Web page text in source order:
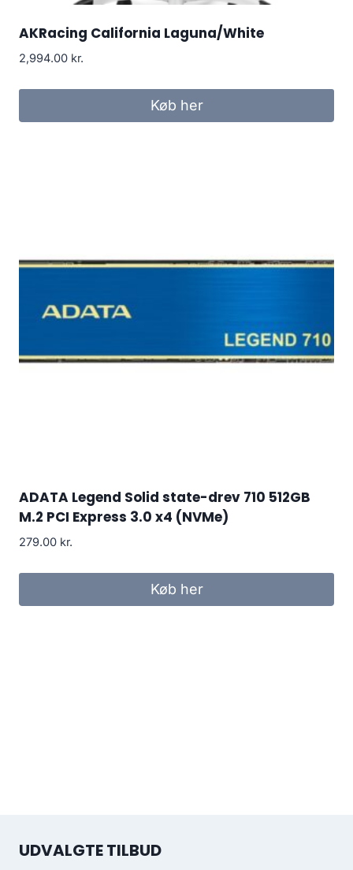
AKRacing California Laguna/White
2,994.00 kr.
Køb her
ADATA Legend Solid state-drev 710 512GB
M.2 PCI Express 3.0 x4 (NVMe)
279.00 kr.
Køb her
UDVALGTE TILBUD